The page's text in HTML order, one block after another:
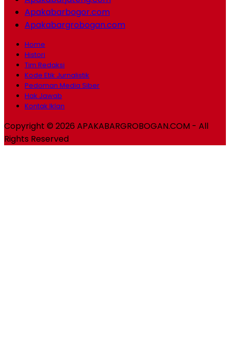
Apakabarbogor.com
Apakabargrobogan.com
Home
Histori
Tim Redaksi
Kode Etik Jurnalistik
Pedoman Media Siber
Hak Jawab
Kontak Iklan
Copyright © 2026 APAKABARGROBOGAN.COM - All
Rights Reserved